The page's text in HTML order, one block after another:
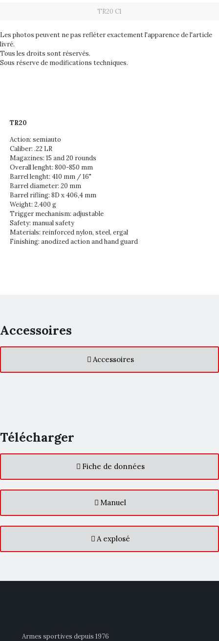
TR20 C1
Les photos peuvent ne pas refléter exactement l'apparence de l'article
livré.
Tous les droits sont réservés.
Sous réserve de modifications techniques.
TR20
Action: semiauto
Caliber: .22 LR
Magazines: 15 and 20 rounds
Overall lenght: 800-850 mm
Barrel lenght: 410 mm / 16"
Barrel diameter: 20 mm
Barrel rifling: 8D x 406,4 mm
Weight: 2.400 g
Trigger mechanism: adjustable
Safety: manual safety
Materials: reinforced nylon, steel, ergal
Finishing: anodized action and hand guard
Accessoires
Accessoires
Télécharger
Fiche de données
Manuel
A explosé
Armes sportives depuis 1976